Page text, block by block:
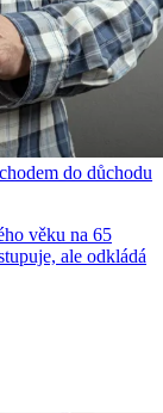
do důchodu
věku na 65
ale odkládá